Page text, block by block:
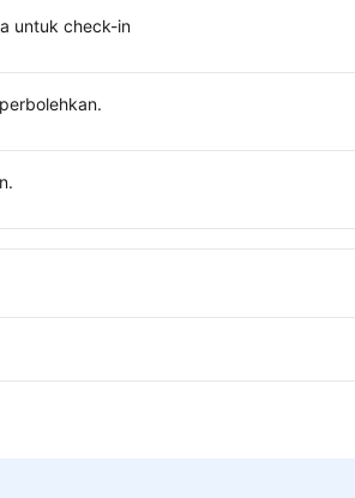
untuk check-in